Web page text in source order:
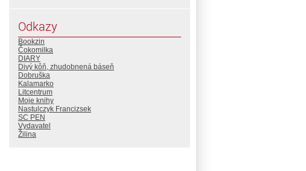
Odkazy
Bookzin
Čokomilka
DIARY
Divý kôň, zhudobnená báseň
Dobruška
Kalamarko
Litcentrum
Moje knihy
Nastulczyk Francizsek
SC PEN
Vydavatel
Žilina